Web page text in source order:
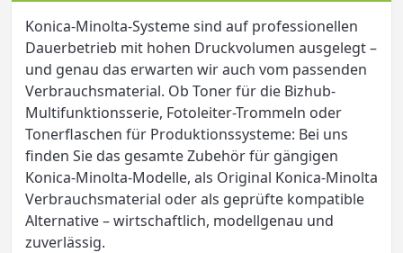
Konica-Minolta-Systeme sind auf professionellen
Dauerbetrieb mit hohen Druckvolumen ausgelegt –
und genau das erwarten wir auch vom passenden
Verbrauchsmaterial. Ob Toner für die Bizhub-
Multifunktionsserie, Fotoleiter-Trommeln oder
Tonerflaschen für Produktionssysteme: Bei uns
finden Sie das gesamte Zubehör für gängigen
Konica-Minolta-Modelle, als Original Konica-Minolta
Verbrauchsmaterial oder als geprüfte kompatible
Alternative – wirtschaftlich, modellgenau und
zuverlässig.